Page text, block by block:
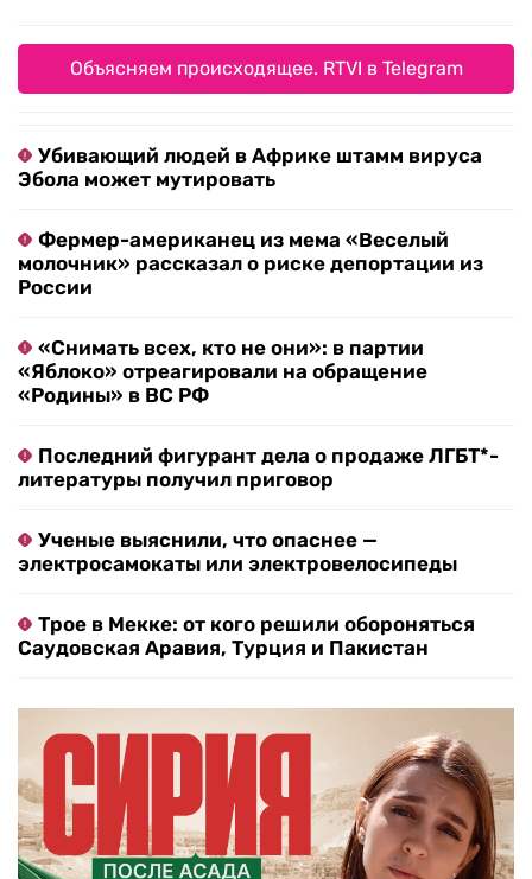
Объясняем происходящее. RTVI в Telegram
Убивающий людей в Африке штамм вируса
Эбола может мутировать
Фермер-американец из мема «Веселый
молочник» рассказал о риске депортации из
России
«Снимать всех, кто не они»: в партии
«Яблоко» отреагировали на обращение
«Родины» в ВС РФ
Последний фигурант дела о продаже ЛГБТ*-
литературы получил приговор
Ученые выяснили, что опаснее —
электросамокаты или электровелосипеды
Трое в Мекке: от кого решили обороняться
Саудовская Аравия, Турция и Пакистан